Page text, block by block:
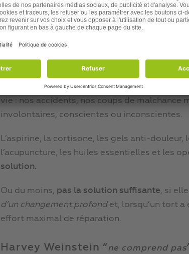
Son corps lui fait payer ses abus
Harvey Weinstein est allé loin dans les abus,
Certains diront que c’est bien-fait. Mais ce
En voyant ces images, cela m’a rappelé
se retrouvent physiquement détruites non
vie : nos accidents, nos coups de malchance
involontaires, conscientes ou inconscientes.
L’aspirine, la cortisone, les gels anti-
l’acupuncture, les huiles essentielles et les
solution.
Ou du moins, pas la solution suffisante, si
d’un changement profondet, lorsqu’un tort a
effort maximal de réparation.
Harvey Weinstein “ne comprend pas